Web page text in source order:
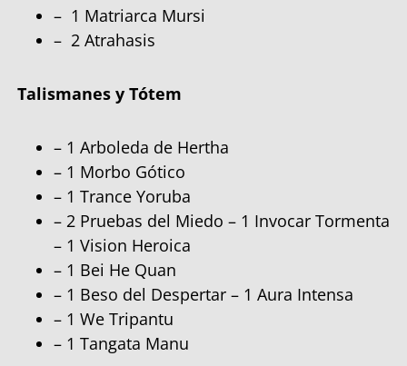
– 1 Matriarca Mursi
– 2 Atrahasis
Talismanes y Tótem
– 1 Arboleda de Hertha
– 1 Morbo Gótico
– 1 Trance Yoruba
– 2 Pruebas del Miedo – 1 Invocar Tormenta
– 1 Vision Heroica
– 1 Bei He Quan
– 1 Beso del Despertar – 1 Aura Intensa
– 1 We Tripantu
– 1 Tangata Manu